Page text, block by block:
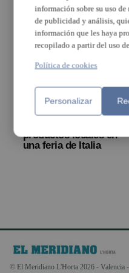
Alboraia promociona la
productos locales en
una feria de Italia
© El Meridiano L'Horta 2026 - Valencia -
información sobre su uso
de publicidad y análisis,
información que les haya
recopilado a partir del uso
Política de cookies
Personalizar